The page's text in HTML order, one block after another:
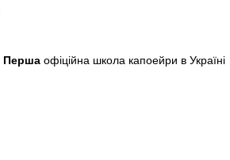
Перша офіційна школа капоейри в Україні